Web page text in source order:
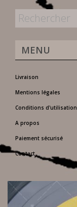
MENU
Livraison
Mentions légales
Conditions d'utilisation
A propos
Paiement sécurisé
Contact